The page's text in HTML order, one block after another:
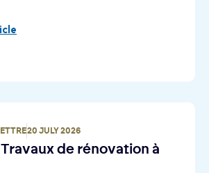
20 JULY 2026
Travaux de rénovation à